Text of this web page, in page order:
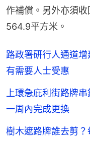
作補償。另外亦須
564.9平方米。
路政署研行人通道
有需要人士受惠
上環急庇利街路牌
一周內完成更換
樹木遮路牌誰去剪